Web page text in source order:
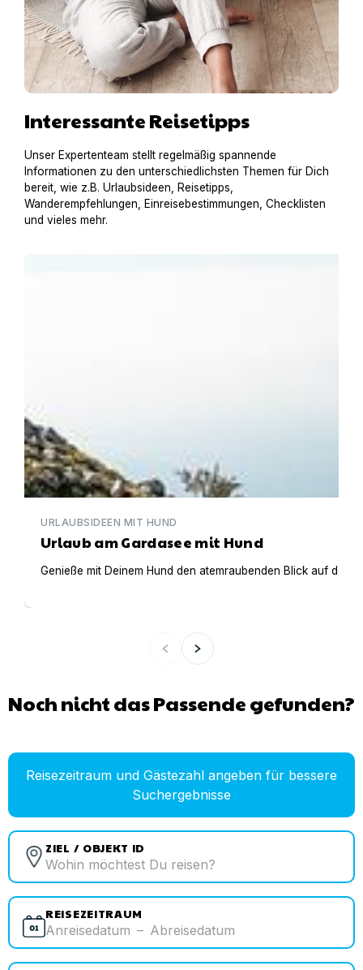
Interessante Reisetipps
Unser Expertenteam stellt regelmäßig spannende
Informationen zu den unterschiedlichsten Themen für Dich
bereit, wie z.B. Urlaubsideen, Reisetipps,
Wanderempfehlungen, Einreisebestimmungen, Checklisten
und vieles mehr.
URLAUBSIDEEN MIT HUND
Urlaub am Gardasee mit Hund
Genieße mit Deinem Hund den atemraubenden Blick auf den
Noch nicht das Passende gefunden?
Reisezeitraum und Gästezahl angeben für bessere
Suchergebnisse
ZIEL / OBJEKT ID
REISEZEITRAUM
Anreisedatum – Abreisedatum